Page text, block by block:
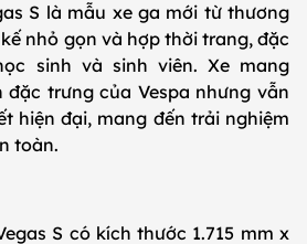
S là mẫu xe ga mới từ thương
nhỏ gọn và hợp thời trang, đặc
sinh và sinh viên. Xe mang
đặc trưng của Vespa nhưng vẫn
hiện đại, mang đến trải nghiệm
toàn.
S có kích thước 1.715 mm x